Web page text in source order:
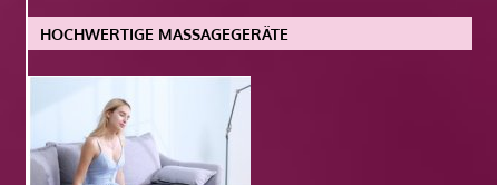
HOCHWERTIGE MASSAGEGERÄTE